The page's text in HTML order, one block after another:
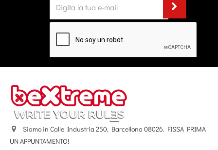
Siamo in Calle Industria 250, Barcellona 08026. FISSA PRIMA
UN APPUNTAMENTO!